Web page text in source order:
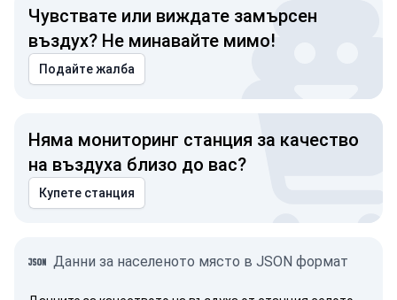
Чувствате или виждате замърсен
въздух? Не минавайте мимо!
Подайте жалба
Няма мониторинг станция за качество
на въздуха близо до вас?
Купете станция
Данни за населеното място в JSON формат